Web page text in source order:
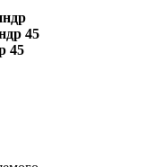
45
45